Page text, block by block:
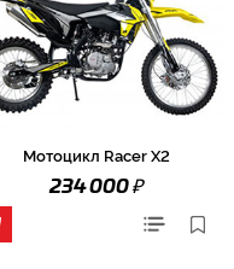
Мотоцикл Racer X2
234 000₽